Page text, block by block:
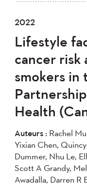
Tout
2023
2020
2017
2014
2011
2007
Plus récent au
Plus ancien
2022
Lifestyle
cancer risk
smokers in
Health
Auteurs : Rachel
Yixian Chen,
Dummer, Nhu Le,
Scott A Grandy,
Awadalla, Darren R